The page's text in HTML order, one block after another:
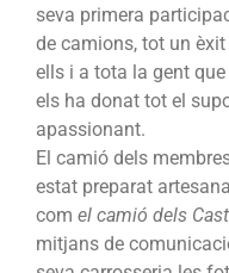
seva primera
de camions, tot un
ells i a tota la gent
els ha donat tot el
apassionant.
El camió dels
estat preparat
com el camió dels
mitjans de